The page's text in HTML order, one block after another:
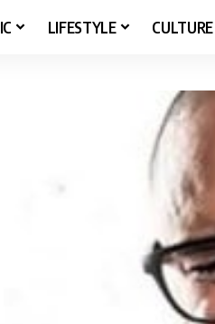
LIFESTYLE CULTURE